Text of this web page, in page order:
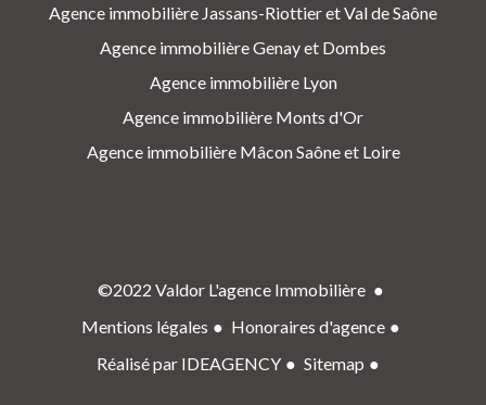
Agence immobilière Jassans-Riottier et Val de Saône
Agence immobilière Genay et Dombes
Agence immobilière Lyon
Agence immobilière Monts d'Or
Agence immobilière Mâcon Saône et Loire
©2022 Valdor L'agence Immobilière
Mentions légales
Honoraires d'agence
Réalisé par IDEAGENCY
Sitemap